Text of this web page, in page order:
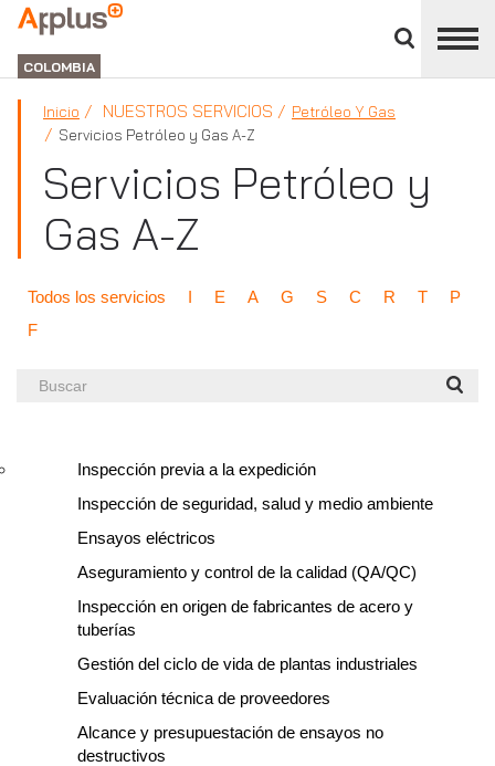
panel
APPLUS+
GROUP
COLOMBIA
Inicio NUESTROS SERVICIOS
Petróleo Y Gas
Servicios Petróleo y Gas A-Z
Servicios Petróleo y
Gas A-Z
Todos los servicios I E A G S C R T
P
F
Buscar
Inspección previa a la expedición
Inspección de seguridad, salud y medio ambiente
Ensayos eléctricos
Aseguramiento y control de la calidad (QA/QC)
Inspección en origen de fabricantes de acero y
tuberías
Gestión del ciclo de vida de plantas industriales
Evaluación técnica de proveedores
Alcance y presupuestación de ensayos no
destructivos